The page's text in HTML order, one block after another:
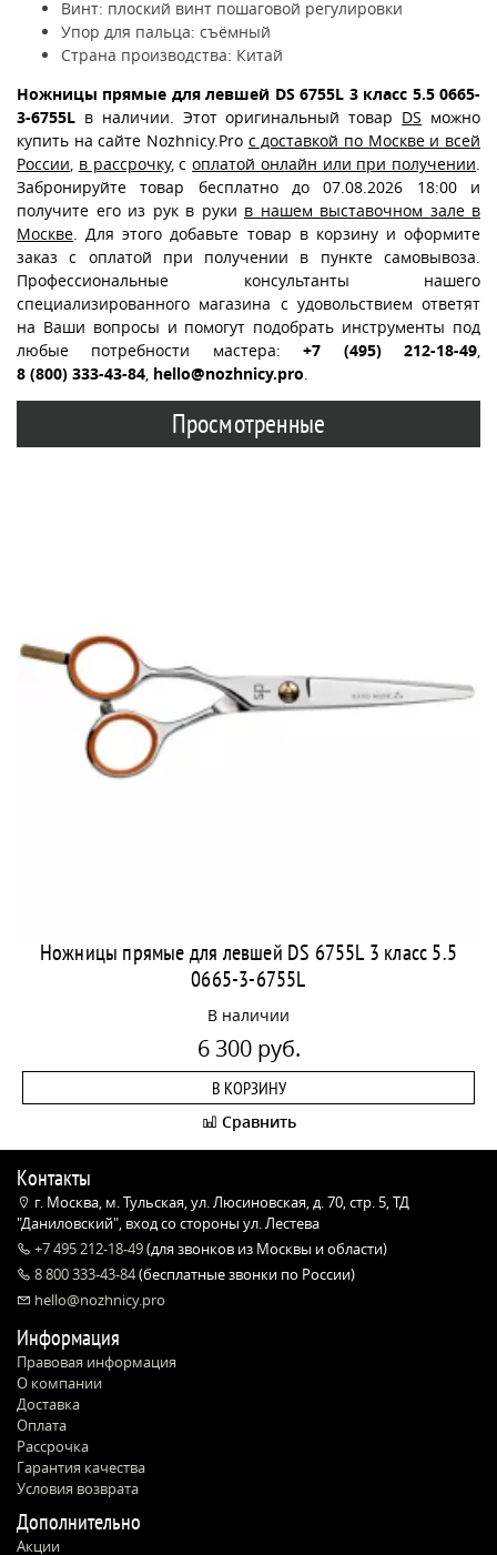
Винт: плоский винт пошаговой регулировки
Упор для пальца: съёмный
Страна производства: Китай
Ножницы прямые для левшей DS 6755L 3 класс 5.5 0665-
3-6755L в наличии. Этот оригинальный товар DS можно
купить на сайте Nozhnicy.Pro с доставкой по Москве и всей
России в рассрочку, с оплатой онлайн или при получении
Забронируйте товар бесплатно до 07.08.2026 18:00 и
получите его из рук в руки в нашем выставочном зале в
Москве . Для этого добавьте товар в корзину и оформите
заказ с оплатой при получении в пункте самовывоза.
Профессиональные консультанты нашего
специализированного магазина с удовольствием ответят
на Ваши вопросы и помогут подобрать инструменты под
любые потребности мастера:+7 (495) 212-18-49
8 (800) 333-43-84 hello@nozhnicy.pro
Просмотренные
Ножницы прямые для левшей DS 6755L 3 класс 5.5
0665-3-6755L
В наличии
6 300 руб.
В КОРЗИНУ
Сравнить
Контакты
г. Москва, м. Тульская, ул. Люсиновская, д. 70, стр. 5, ТД
"Даниловский", вход со стороны ул. Лестева
+7 495 212-18-49(для звонков из Москвы и области)
8 800 333-43-84(бесплатные звонки по России)
hello@nozhnicy.pro
Информация
Правовая информация
О компании
Доставка
Оплата
Рассрочка
Гарантия качества
Условия возврата
Дополнительно
Акции